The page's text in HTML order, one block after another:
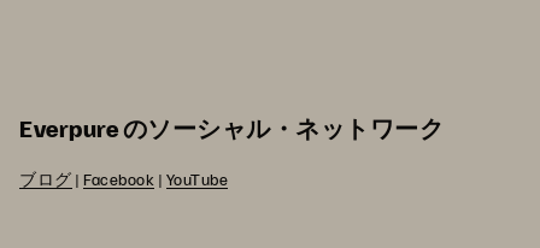
Everpure のソーシャル・ネットワーク
ブログ | Facebook | YouTube